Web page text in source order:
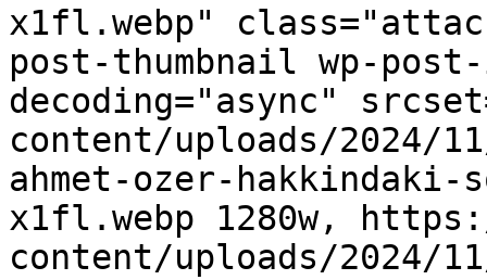
x1fl.webp"
post-thumbnail wp-
decoding="async"
content/uploads/2024/
ahmet-ozer-
x1fl.webp 1280w,
content/uploads/2024/